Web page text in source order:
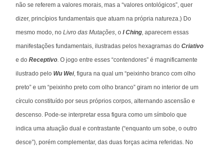
não se referem a valores morais, mas a “valores ontológicos”, quer
dizer, princípios fundamentais que atuam na própria natureza.) Do
mesmo modo, no Livro das Mutações, o I Ching, aparecem essas
manifestações fundamentais, ilustradas pelos hexagramas do Criativo
e do Receptivo. O jogo entre esses “contendores” é magnificamente
ilustrado pelo Wu Wei, figura na qual um “peixinho branco com olho
preto” e um “peixinho preto com olho branco” giram no interior de um
círculo constituído por seus próprios corpos, alternando ascensão e
descenso. Pode-se interpretar essa figura como um símbolo que
indica uma atuação dual e contrastante (“enquanto um sobe, o outro
desce”), porém complementar, das duas forças acima referidas. No